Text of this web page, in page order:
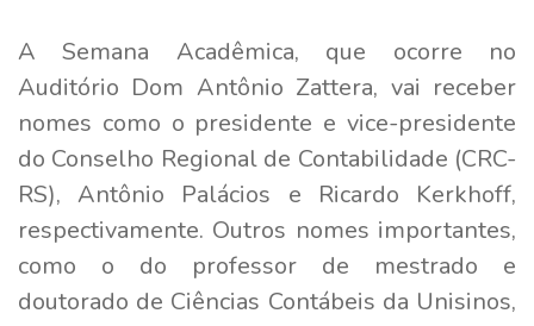
A Semana Acadêmica, que ocorre no
Auditório Dom Antônio Zattera, vai receber
nomes como o presidente e vice-presidente
do Conselho Regional de Contabilidade (CRC-
RS), Antônio Palácios e Ricardo Kerkhoff,
respectivamente. Outros nomes importantes,
como o do professor de mestrado e
doutorado de Ciências Contábeis da Unisinos,